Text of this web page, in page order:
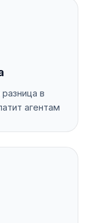
в
агентам